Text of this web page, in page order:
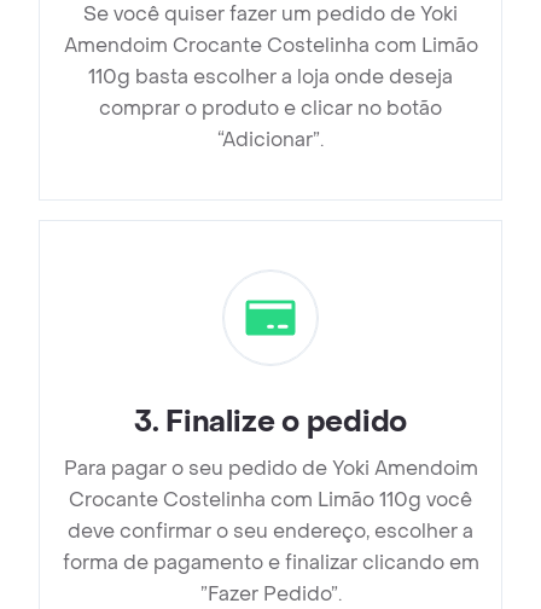
Se você quiser fazer um pedido de Yoki
Amendoim Crocante Costelinha com Limão
110g basta escolher a loja onde deseja
comprar o produto e clicar no botão
“Adicionar”.
3. Finalize o pedido
Para pagar o seu pedido de Yoki Amendoim
Crocante Costelinha com Limão 110g você
deve confirmar o seu endereço, escolher a
forma de pagamento e finalizar clicando em
”Fazer Pedido”.